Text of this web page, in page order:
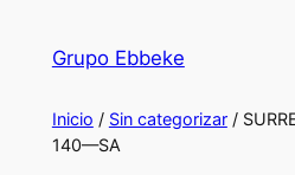
Grupo Ebbeke
Inicio / Sin categorizar/
140—SA